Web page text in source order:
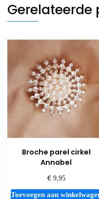
Gerelateerde
Broche parel cirkel
Annabel
€9,95
Toevoegen aan